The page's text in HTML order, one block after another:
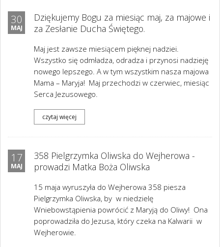
30
MAJ
Dziękujemy Bogu za miesiąc maj, za majowe i
za Zesłanie Ducha Świętego.
Maj jest zawsze miesiącem pięknej nadziei.
Wszystko się odmładza, odradza i przynosi nadzieję
nowego lepszego. A w tym wszystkim nasza majowa
Mama – Maryja! Maj przechodzi w czerwiec, miesiąc
Serca Jezusowego.
czytaj więcej
17
MAJ
358 Pielgrzymka Oliwska do Wejherowa -
prowadzi Matka Boża Oliwska
15 maja wyruszyła do Wejherowa 358 piesza
Pielgrzymka Oliwska, by w niedzielę
Wniebowstąpienia powrócić z Maryją do Oliwy! Ona
poprowadziła do Jezusa, który czeka na Kalwarii w
Wejherowie.